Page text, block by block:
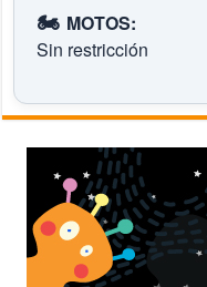
🏍️ MOTOS:
Sin restricción